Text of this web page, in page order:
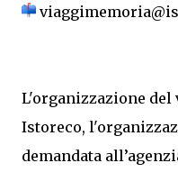
L'organizzazione
Istoreco,
demandata